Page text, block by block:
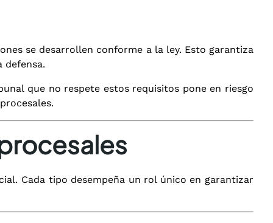
se desarrollen conforme a la ley. Esto garantiza
defensa.
que no respete estos requisitos pone en riesgo
Cada tipo desempeña un rol único en garantizar